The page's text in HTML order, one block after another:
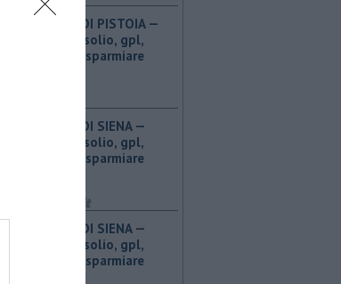
PROVINCIA DI PISTOIA — ​
Benzina, gasolio, gpl,
ecco dove risparmiare
PROVINCIA DI SIENA — ​
Benzina, gasolio, gpl,
ecco dove risparmiare
PROVINCIA DI SIENA — ​
Benzina, gasolio, gpl,
ecco dove risparmiare